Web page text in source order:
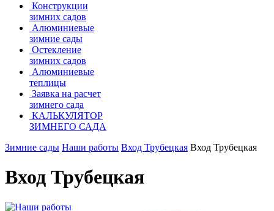
Конструкции
зимних садов
Алюминиевые
зимние сады
Остекление
зимних садов
Алюминиевые
теплицы
Заявка на расчет
зимнего сада
КАЛЬКУЛЯТОР
ЗИМНЕГО САДА
Зимние сады Наши работы Вход Трубецкая Вход Трубецкая
Вход Трубецкая